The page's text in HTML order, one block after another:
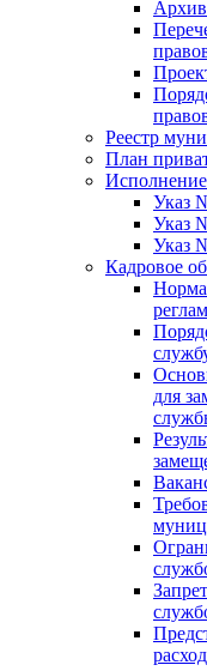
Реестр
План
Указ
Указ
Указ
Кадровое
для